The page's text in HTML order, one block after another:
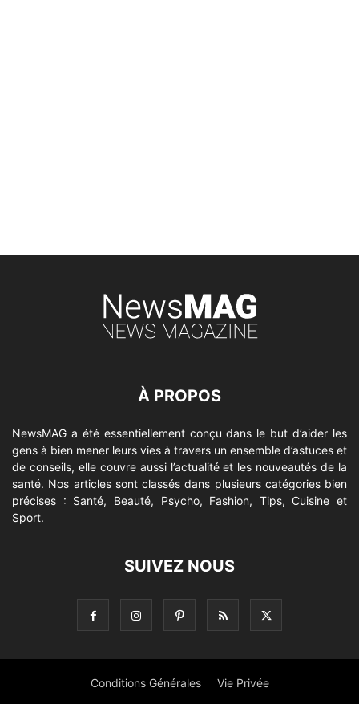
À PROPOS
NewsMAG a été essentiellement conçu dans le but d’aider les
gens à bien mener leurs vies à travers un ensemble d’astuces et
de conseils, elle couvre aussi l’actualité et les nouveautés de la
santé. Nos articles sont classés dans plusieurs catégories bien
précises : Santé, Beauté, Psycho, Fashion, Tips, Cuisine et
Sport.
SUIVEZ NOUS
Conditions Générales Vie Privée